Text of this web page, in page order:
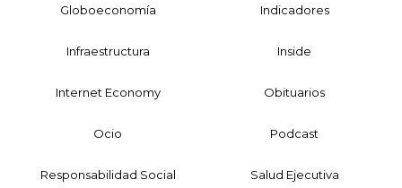
Globoeconomía Indicadores
Infraestructura Inside
Internet Economy Obituarios
Ocio Podcast
Responsabilidad Social Salud Ejecutiva